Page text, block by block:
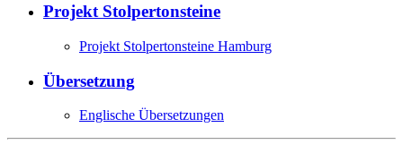
Projekt Stolpertonsteine
Projekt Stolpertonsteine Hamburg
Übersetzung
Englische Übersetzungen